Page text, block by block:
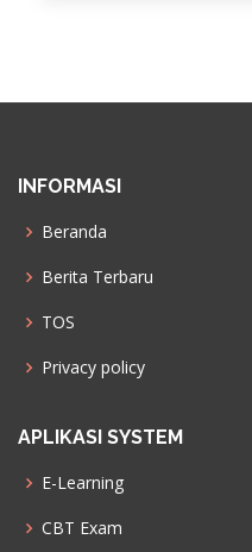
INFORMASI
Beranda
Berita Terbaru
TOS
Privacy policy
APLIKASI SYSTEM
E-Learning
CBT Exam